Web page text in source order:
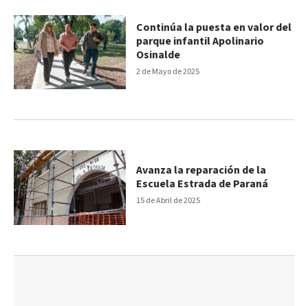
2 de Mayo de 2025
Continúa la puesta en valor del
parque infantil Apolinario
Osinalde
15 de Abril de 2025
Avanza la reparación de la
Escuela Estrada de Paraná